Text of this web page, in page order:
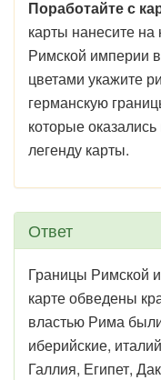
Поработайте с
карты нанесите на
Римской империи
цветами укажите
германскую
которые
легенду карты.
Ответ
Границы Римской
карте обведены
властью Рима
иберийские,
Галлия, Египет,